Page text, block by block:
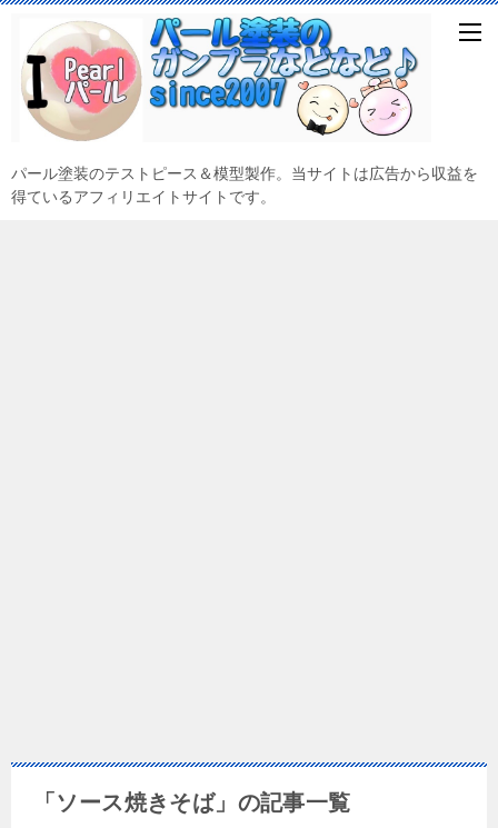
パール塗装のテストピース＆模型製作。当サイトは広告から収益を
得ているアフィリエイトサイトです。
「ソース焼きそば」の記事一覧